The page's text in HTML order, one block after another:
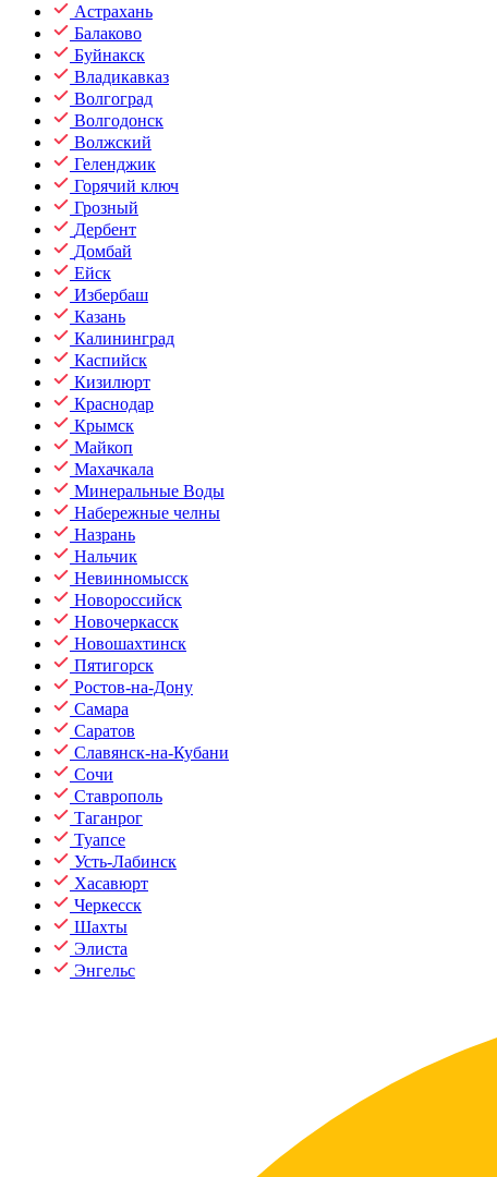
Астрахань
Балаково
Буйнакск
Владикавказ
Волгоград
Волгодонск
Волжский
Геленджик
Горячий ключ
Грозный
Дербент
Домбай
Ейск
Избербаш
Казань
Калининград
Каспийск
Кизилюрт
Краснодар
Крымск
Майкоп
Махачкала
Минеральные Воды
Набережные челны
Назрань
Нальчик
Невинномысск
Новороссийск
Новочеркасск
Новошахтинск
Пятигорск
Ростов-на-Дону
Самара
Саратов
Славянск-на-Кубани
Сочи
Ставрополь
Таганрог
Туапсе
Усть-Лабинск
Хасавюрт
Черкесск
Шахты
Элиста
Энгельс